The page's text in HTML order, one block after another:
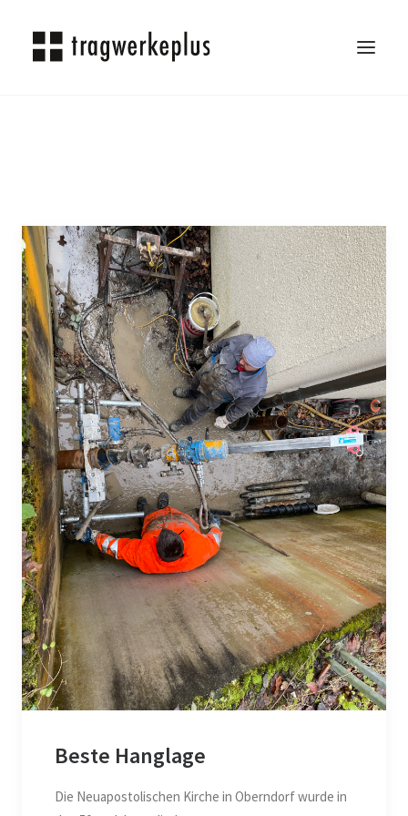
ÜBER UNS
KARRIERE
KONTAKT
SEARCH
Beste Hanglage
Die Neuapostolischen Kirche in Oberndorf wurde in